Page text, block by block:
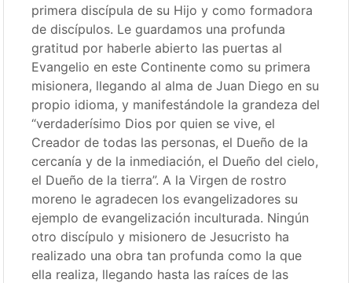
primera discípula de su Hijo y como formadora
de discípulos. Le guardamos una profunda
gratitud por haberle abierto las puertas al
Evangelio en este Continente como su primera
misionera, llegando al alma de Juan Diego en su
propio idioma, y manifestándole la grandeza del
“verdaderísimo Dios por quien se vive, el
Creador de todas las personas, el Dueño de la
cercanía y de la inmediación, el Dueño del cielo,
el Dueño de la tierra”. A la Virgen de rostro
moreno le agradecen los evangelizadores su
ejemplo de evangelización inculturada. Ningún
otro discípulo y misionero de Jesucristo ha
realizado una obra tan profunda como la que
ella realiza, llegando hasta las raíces de las